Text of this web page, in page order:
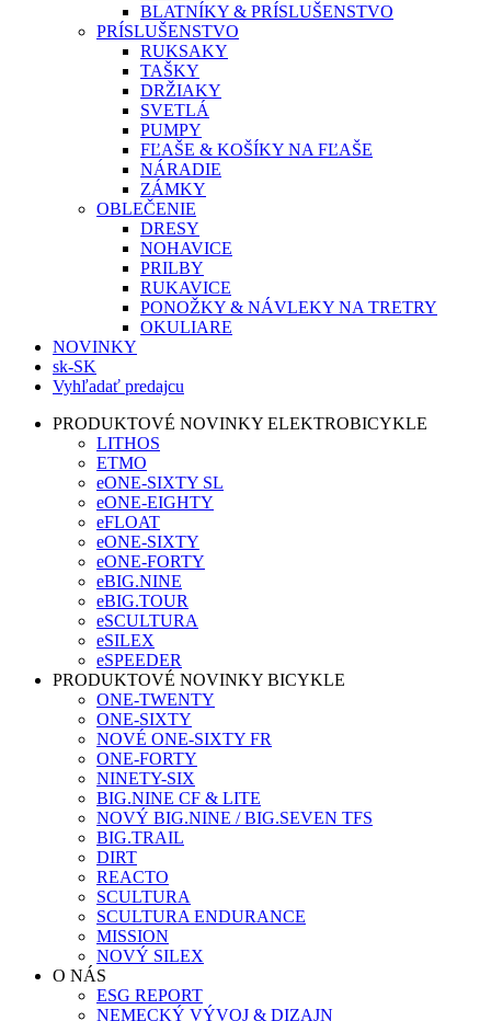
BLATNÍKY & PRÍSLUŠENSTVO
PRÍSLUŠENSTVO
RUKSAKY
TAŠKY
DRŽIAKY
SVETLÁ
PUMPY
FĽAŠE & KOŠÍKY NA FĽAŠE
NÁRADIE
ZÁMKY
OBLEČENIE
DRESY
NOHAVICE
PRILBY
RUKAVICE
PONOŽKY & NÁVLEKY NA TRETRY
OKULIARE
NOVINKY
sk-SK
Vyhľadať predajcu
PRODUKTOVÉ NOVINKY ELEKTROBICYKLE
LITHOS
ETMO
eONE-SIXTY SL
eONE-EIGHTY
eFLOAT
eONE-SIXTY
eONE-FORTY
eBIG.NINE
eBIG.TOUR
eSCULTURA
eSILEX
eSPEEDER
PRODUKTOVÉ NOVINKY BICYKLE
ONE-TWENTY
ONE-SIXTY
NOVÉ ONE-SIXTY FR
ONE-FORTY
NINETY-SIX
BIG.NINE CF & LITE
NOVÝ BIG.NINE / BIG.SEVEN TFS
BIG.TRAIL
DIRT
REACTO
SCULTURA
SCULTURA ENDURANCE
MISSION
NOVÝ SILEX
O NÁS
ESG REPORT
NEMECKÝ VÝVOJ & DIZAJN